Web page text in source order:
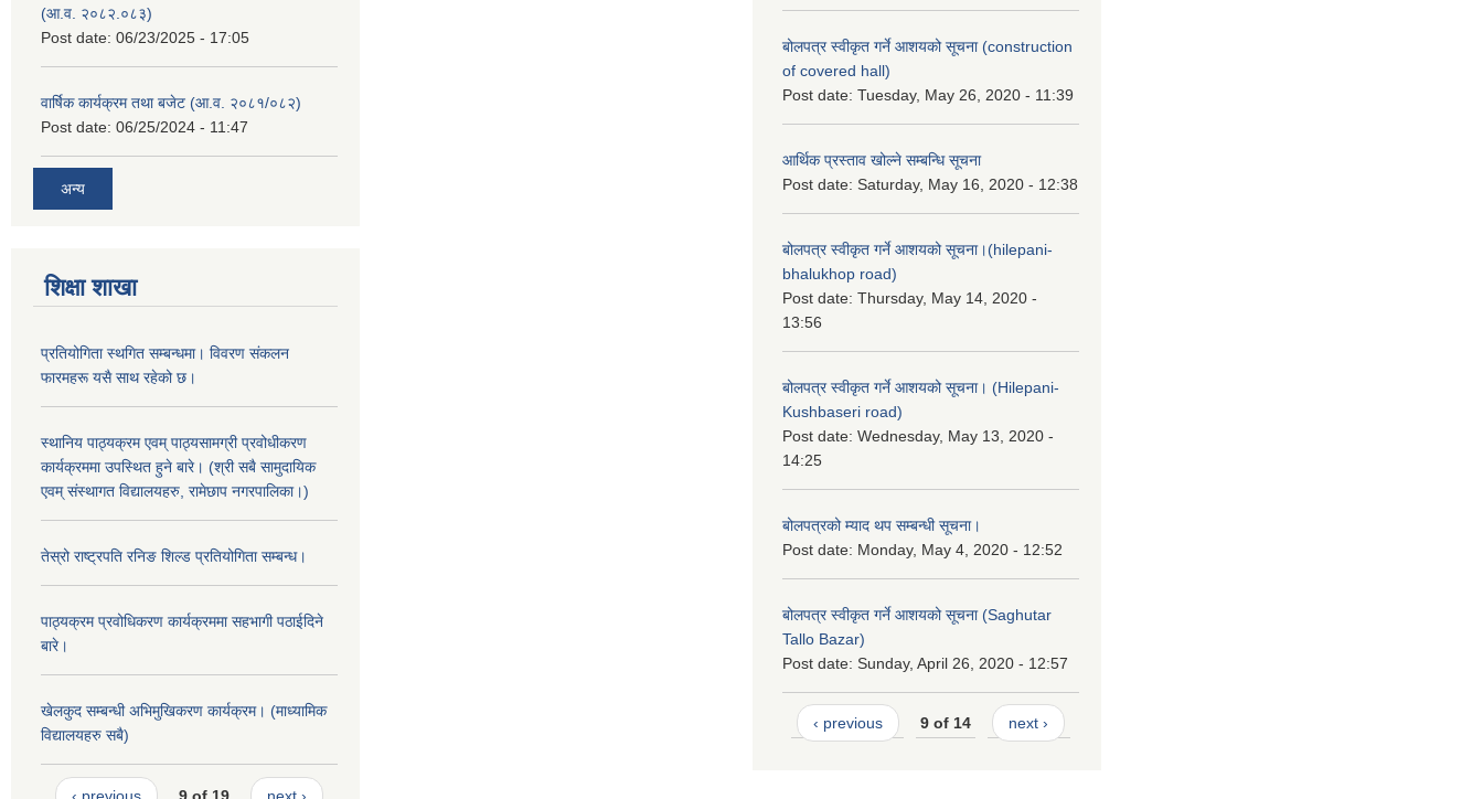
(आ.व. २०८२.०८३)
Post date: 06/23/2025 - 17:05
वार्षिक कार्यक्रम तथा बजेट (आ.व. २०८१/०८२)
Post date: 06/25/2024 - 11:47
अन्य
शिक्षा शाखा
प्रतियोगिता स्थगित सम्बन्धमा। विवरण संकलन
फारमहरू यसै साथ रहेको छ।
स्थानिय पाठ्यक्रम एवम् पाठ्यसामग्री प्रवोधीकरण
कार्यक्रममा उपस्थित हुने बारे। (श्री सबै सामुदायिक
एवम् संस्थागत विद्यालयहरु, रामेछाप नगरपालिका।)
तेस्रो राष्ट्रपति रनिङ शिल्ड प्रतियोगिता सम्बन्ध।
पाठ्यक्रम प्रवोधिकरण कार्यक्रममा सहभागी पठाईदिने
बारे।
खेलकुद सम्बन्धी अभिमुखिकरण कार्यक्रम। (माध्यामिक
विद्यालयहरु सबै)
बोलपत्र स्वीकृत गर्ने आशयको सूचना (construction
of covered hall)
Post date: Tuesday, May 26, 2020 - 11:39
आर्थिक प्रस्ताव खोल्ने सम्बन्धि सूचना
Post date: Saturday, May 16, 2020 - 12:38
बोलपत्र स्वीकृत गर्ने आशयको सूचना।(hilepani-
bhalukhop road)
Post date: Thursday, May 14, 2020 -
13:56
बोलपत्र स्वीकृत गर्ने आशयको सूचना। (Hilepani-
Kushbaseri road)
Post date: Wednesday, May 13, 2020 -
14:25
बोलपत्रको म्याद थप सम्बन्धी सूचना।
Post date: Monday, May 4, 2020 - 12:52
बोलपत्र स्वीकृत गर्ने आशयको सूचना (Saghutar
Tallo Bazar)
Post date: Sunday, April 26, 2020 - 12:57
‹ previous 9 of 14 next ›